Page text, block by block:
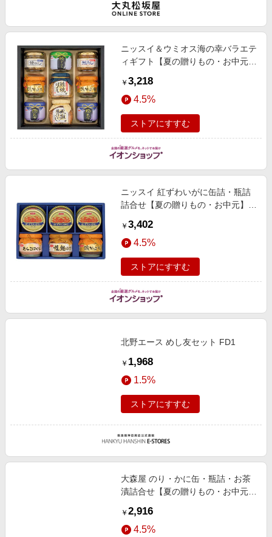
ニッスイ＆ウミオス海の幸バラエテ
ィギフト【夏の贈りもの・お中元】
￥ 3,218
4.5%
ストアにすすむ
ニッスイ 紅ずわいがに缶詰・瓶詰
詰合せ【夏の贈りもの・お中元】
￥ 3,402
4.5%
ストアにすすむ
北野エース めし友セット FD1
￥ 1,968
1.5%
ストアにすすむ
大森屋 のり・かに缶・瓶詰・お茶
漬詰合せ【夏の贈りもの・お中元】
￥ 2,916
4.5%